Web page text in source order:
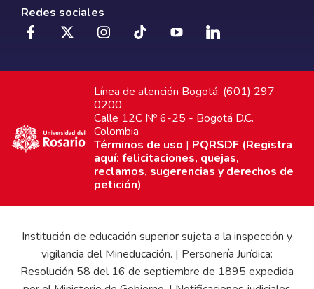
Redes sociales
Línea de atención Bogotá: (601) 297
0200
Calle 12C Nº 6-25 - Bogotá D.C.
Colombia
Términos de uso | PQRSDF (Registra
aquí: felicitaciones, quejas,
reclamos, sugerencias y derechos de
petición)
Institución de educación superior sujeta a la inspección y
vigilancia del Mineducación. | Personería Jurídica:
Resolución 58 del 16 de septiembre de 1895 expedida